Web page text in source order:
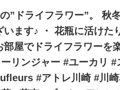
”ドライフラワー”。 秋
ます♪ ・ 花瓶に活けた
屋でドライフラワーを
リンジャー #ユーカリ
#アトレ川崎 #川